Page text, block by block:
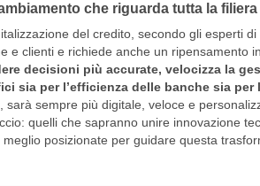
che riguarda tutta la
del credito, secondo gli esperti
e clienti e richiede anche un ripensamento
decisioni più accurate, velocizza la
sia per l’efficienza delle banche sia per
sarà sempre più digitale, veloce e
quelli che sapranno unire innovazione
meglio posizionate per guidare questa